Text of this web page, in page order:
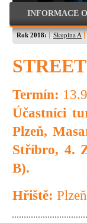
INFORMACE
Rok 2018: Skupina A
Termín:
Účastníci
Plzeň,
Stříbro, 4.
B).
Hřiště: